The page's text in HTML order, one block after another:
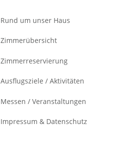
Rund um unser Haus
Zimmerübersicht
Zimmerreservierung
Ausflugsziele / Aktivitäten
Messen / Veranstaltungen
Impressum & Datenschutz